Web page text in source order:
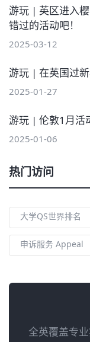
游玩 | 英区进入
错过的活动吧！
2025-03-12
游玩 | 在英国过
2025-01-27
游玩 | 伦敦1月活
2025-01-06
热门访问
大学QS世界排名
申诉服务 Appeal
全英覆盖专